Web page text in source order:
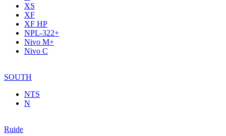
XS
XF
XF НР
NPL-322+
Nivo M+
Nivo C
SOUTH
NTS
N
Ruide